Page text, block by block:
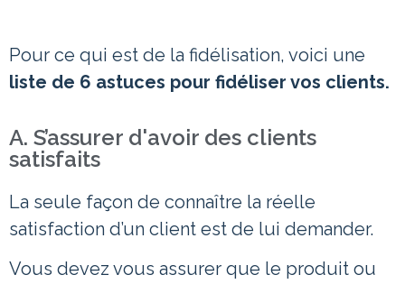
Pour ce qui est de la fidélisation, voici une
liste de 6 astuces pour fidéliser vos clients.
A. S’assurer d'avoir des clients
satisfaits
La seule façon de connaître la réelle
satisfaction d’un client est de lui demander.
Vous devez vous assurer que le produit ou